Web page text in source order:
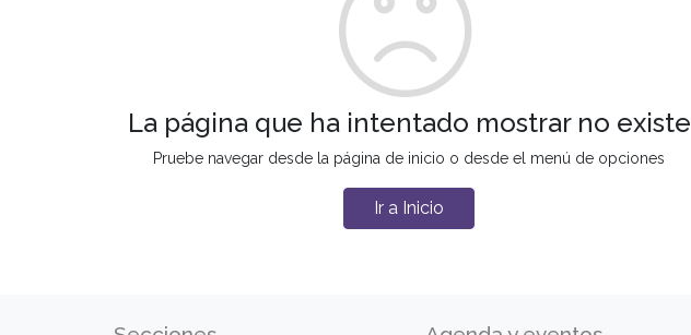
La página que ha intentado mostrar no existe
Pruebe navegar desde la página de inicio o desde el menú de opciones
Ir a Inicio